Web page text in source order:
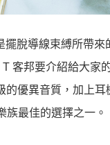
脫導線束縛所帶
客邦要介紹給大家
優異音質，加上
族最佳的選擇之一。